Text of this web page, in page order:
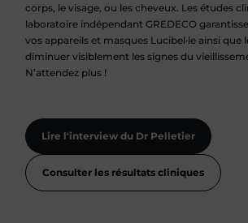
corps, le visage, ou les cheveux. Les études
laboratoire indépendant GREDECO
vos appareils et masques Lucibel·le ainsi
diminuer visiblement les signes du
N’attendez plus !
Lire l'interview du Dr Pelletier
Consulter les résultats cliniques